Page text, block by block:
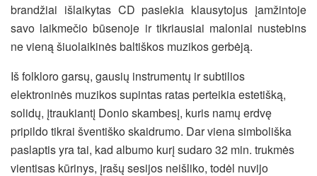
brandžiai išlaikytas CD pasiekia klausytojus įamžintoje
savo laikmečio būsenoje ir tikriausiai maloniai nustebins
ne vieną šiuolaikinės baltiškos muzikos gerbėją.
Iš folkloro garsų, gausių instrumentų ir subtilios
elektroninės muzikos supintas ratas perteikia estetišką,
solidų, įtraukiantį Donio skambesį, kuris namų erdvę
pripildo tikrai šventiško skaidrumo. Dar viena simboliška
paslaptis yra tai, kad albumo kurį sudaro 32 min. trukmės
vientisas kūrinys, įrašų sesijos neišliko, todėl nuvijo